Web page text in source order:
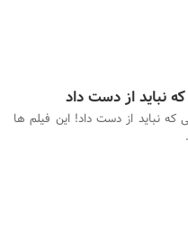
که نباید از دست داد! این فیلم ها